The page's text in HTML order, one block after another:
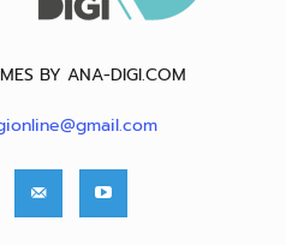
BY ANA-DIGI.COM